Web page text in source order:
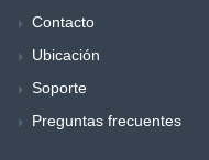
Contacto
Ubicación
Soporte
Preguntas frecuentes